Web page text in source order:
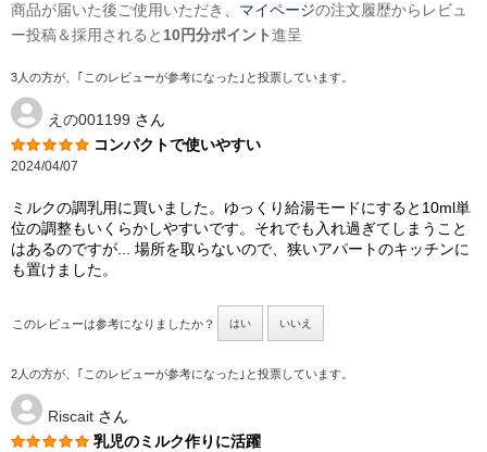
商品が届いた後ご使用いただき、 マイページの注文履歴からレビュ
ー投稿＆採用されると 10円分ポイント進呈
3人の方が、｢このレビューが参考になった｣と投票しています。
えの001199 さん
コンパクトで使いやすい
2024/04/07
ミルクの調乳用に買いました。ゆっくり給湯モードにすると10ml単
位の調整もいくらかしやすいです。それでも入れ過ぎてしまうこと
はあるのですが... 場所を取らないので、狭いアパートのキッチンに
も置けました。
このレビューは参考になりましたか？ はい いいえ
2人の方が、｢このレビューが参考になった｣と投票しています。
Riscait さん
乳児のミルク作りに活躍